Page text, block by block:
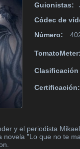
Guionistas:
Códec de
Número:
TomatoMeter:
Clasificación
Certificación:
y el periodista
novela "Lo que no te